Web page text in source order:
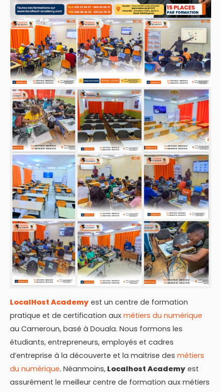
LocalHost Academy est un centre de formation
pratique et de certification aux métiers du numérique
au Cameroun, basé à Douala. Nous formons les
étudiants, entrepreneurs, employés et cadres
d’entreprise à la découverte et la maitrise des métiers
du numérique. Néanmoins, Localhost Academy est
assurément le meilleur centre de formation aux métiers